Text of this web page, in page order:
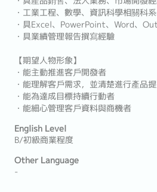
・工業工程、數學、資訊科學相關科
・具Excel、PowerPoint、Word、
・具業績管理報告撰寫經驗
【期望人物形象】
・能主動推進客戶開發者
・能理解客戶需求，並清楚進行產品
・能為達成目標持續行動者
・能細心管理客戶資料與商機者
English Level
B/初級商業程度
Other Language
-